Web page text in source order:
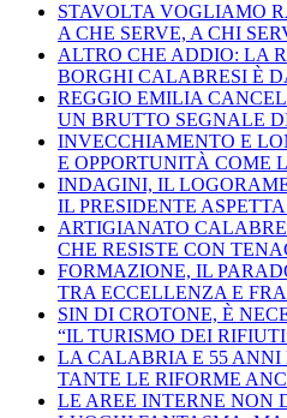
STAVOLTA VOGLIAMO
A CHE SERVE, A CHI
ALTRO CHE ADDIO: LA
BORGHI CALABRESI È
REGGIO EMILIA
UN BRUTTO SEGNALE
INVECCHIAMENTO E
E OPPORTUNITÀ COME
INDAGINI, IL
IL PRESIDENTE
ARTIGIANATO
CHE RESISTE CON
FORMAZIONE, IL
TRA ECCELLENZA E
SIN DI CROTONE, È
“IL TURISMO DEI
LA CALABRIA E 55 ANNI
TANTE LE RIFORME
LE AREE INTERNE NON